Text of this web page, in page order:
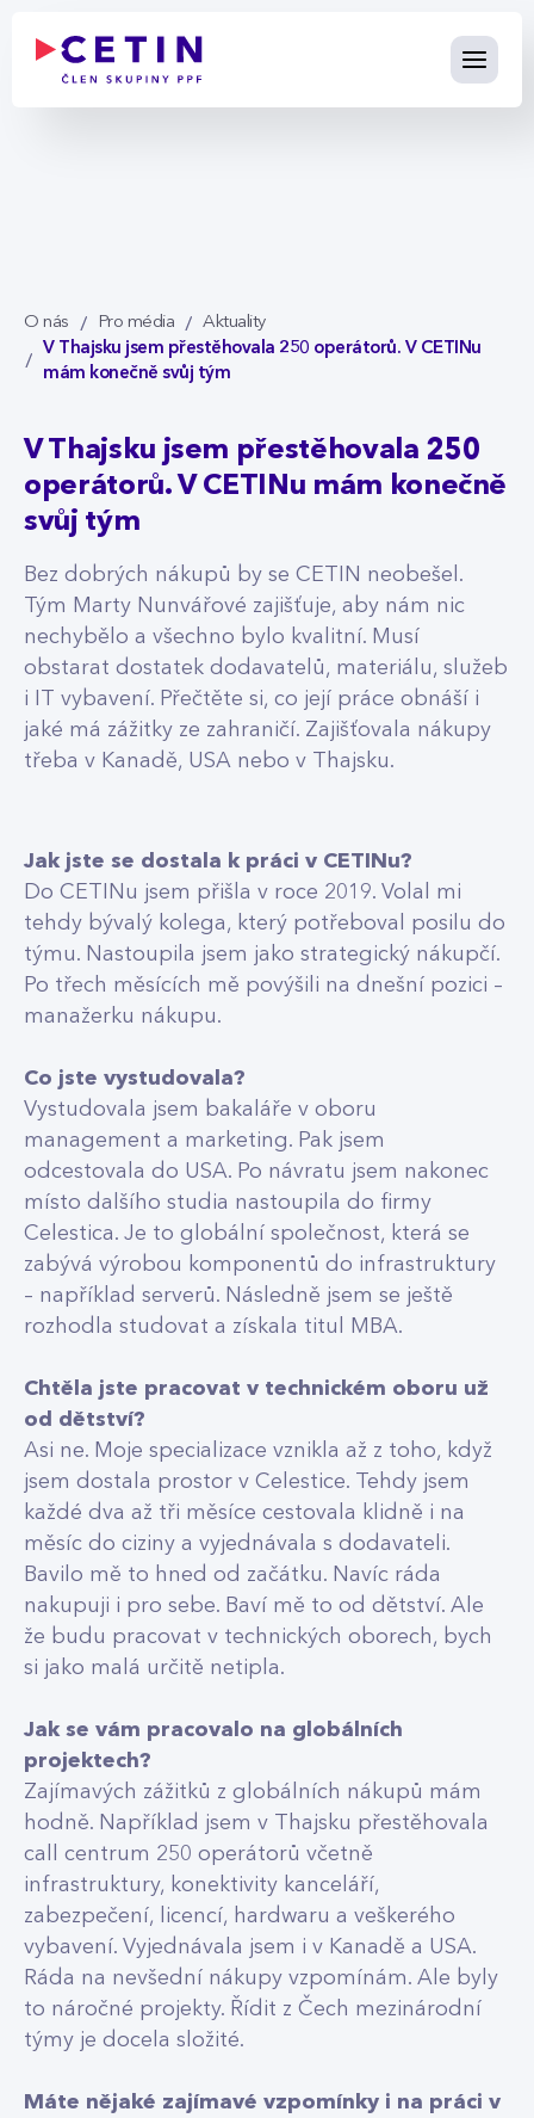
O nás Pro média Aktuality
V Thajsku jsem přestěhovala 250 operátorů. V CETINu
mám konečně svůj tým
V Thajsku jsem přestěhovala 250
operátorů. V CETINu mám konečně
svůj tým
Bez dobrých nákupů by se CETIN neobešel.
Tým Marty Nunvářové zajišťuje, aby nám nic
nechybělo a všechno bylo kvalitní. Musí
obstarat dostatek dodavatelů, materiálu, služeb
i IT vybavení. Přečtěte si, co její práce obnáší i
jaké má zážitky ze zahraničí. Zajišťovala nákupy
třeba v Kanadě, USA nebo v Thajsku.
Jak jste se dostala k práci v CETINu?
Do CETINu jsem přišla v roce 2019. Volal mi
tehdy bývalý kolega, který potřeboval posilu do
týmu. Nastoupila jsem jako strategický nákupčí.
Po třech měsících mě povýšili na dnešní pozici –
manažerku nákupu.
Co jste vystudovala?
Vystudovala jsem bakaláře v oboru
management a marketing. Pak jsem
odcestovala do USA. Po návratu jsem nakonec
místo dalšího studia nastoupila do firmy
Celestica. Je to globální společnost, která se
zabývá výrobou komponentů do infrastruktury
– například serverů. Následně jsem se ještě
rozhodla studovat a získala titul MBA.
Chtěla jste pracovat v technickém oboru už
od dětství?
Asi ne. Moje specializace vznikla až z toho, když
jsem dostala prostor v Celestice. Tehdy jsem
každé dva až tři měsíce cestovala klidně i na
měsíc do ciziny a vyjednávala s dodavateli.
Bavilo mě to hned od začátku. Navíc ráda
nakupuji i pro sebe. Baví mě to od dětství. Ale
že budu pracovat v technických oborech, bych
si jako malá určitě netipla.
Jak se vám pracovalo na globálních
projektech?
Zajímavých zážitků z globálních nákupů mám
hodně. Například jsem v Thajsku přestěhovala
call centrum 250 operátorů včetně
infrastruktury, konektivity kanceláří,
zabezpečení, licencí, hardwaru a veškerého
vybavení. Vyjednávala jsem i v Kanadě a USA.
Ráda na nevšední nákupy vzpomínám. Ale byly
to náročné projekty. Řídit z Čech mezinárodní
týmy je docela složité.
Máte nějaké zajímavé vzpomínky i na práci v